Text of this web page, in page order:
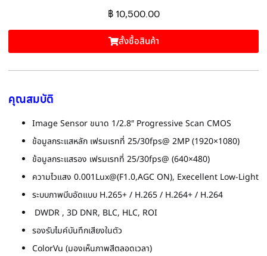
฿10,500.00
สั้งซื้อสินค้า
คุณสมบัติ
Image Sensor ขนาด 1/2.8″ Progressive Scan CMOS
ข้อมูลกระแสหลัก เฟรมเรทที่ 25/30fps@ 2MP (1920×1080)
ข้อมูลกระแสรอง เฟรมเรทที่ 25/30fps@ (640×480)
ความไวแสง 0.001Lux@(F1.0,AGC ON), Execellent Low-Light
ระบบภาพบีบอัดแบบ H.265+ / H.265 / H.264+ / H.264
DWDR , 3D DNR, BLC, HLC, ROI
รองรับไมค์บันทึกเสียงในตัว
ColorVu (มองเห็นภาพสีตลอดเวลา)